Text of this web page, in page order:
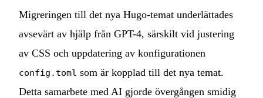
Migreringen till det nya Hugo-temat underlättades
avsevärt av hjälp från GPT-4, särskilt vid justering
av CSS och uppdatering av konfigurationen
config.toml som är kopplad till det nya temat.
Detta samarbete med AI gjorde övergången smidig